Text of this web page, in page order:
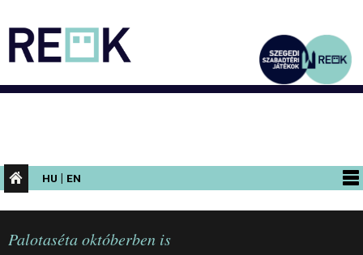
HU | EN
PROGRAMOK
KIÁLLÍTÁSOK
Palotaséta októberben is